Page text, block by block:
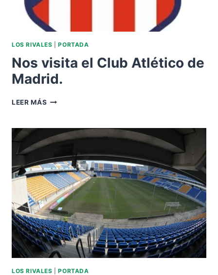
LOS RIVALES |PORTADA
Nos visita el Club Atlético de
Madrid.
LEER MÁS NOS
CLUB
ATLÉTICO
MADRID.
LOS RIVALES |PORTADA